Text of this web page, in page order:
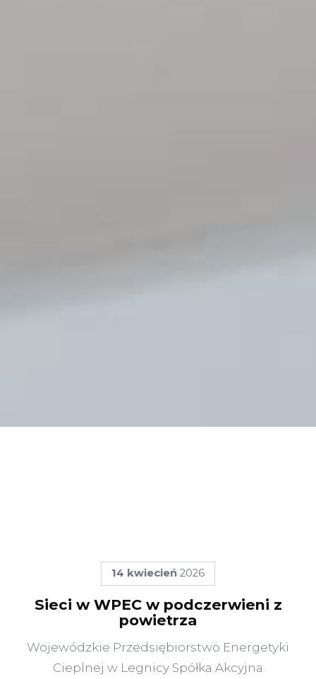
14 kwiecień 2026
Sieci w WPEC w podczerwieni z
powietrza
Wojewódzkie Przedsiębiorstwo Energetyki
Cieplnej w Legnicy Spółka Akcyjna